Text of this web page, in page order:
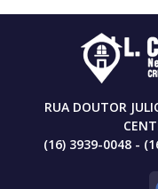
RUA DOUTOR
(16) 3939-0048 -